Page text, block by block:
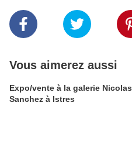
Vous aimerez aussi
Expo/vente à la galerie Nicolas
Sanchez à Istres